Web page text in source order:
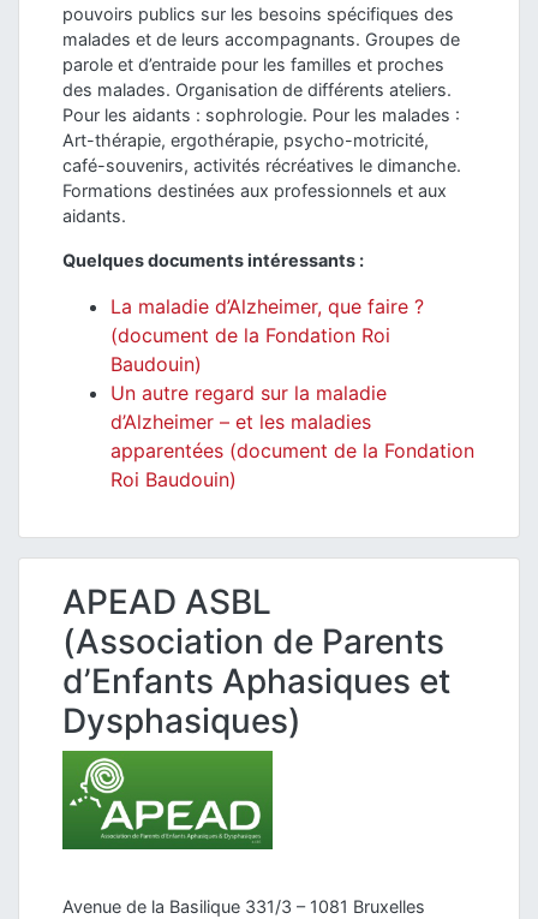
pouvoirs publics sur les besoins spécifiques des
malades et de leurs accompagnants. Groupes de
parole et d’entraide pour les familles et proches
des malades. Organisation de différents ateliers.
Pour les aidants : sophrologie. Pour les malades :
Art-thérapie, ergothérapie, psycho-motricité,
café-souvenirs, activités récréatives le dimanche.
Formations destinées aux professionnels et aux
aidants.
Quelques documents intéressants :
La maladie d’Alzheimer, que faire ?
(document de la Fondation Roi
Baudouin)
Un autre regard sur la maladie
d’Alzheimer – et les maladies
apparentées (document de la Fondation
Roi Baudouin)
APEAD ASBL
(Association de Parents
d’Enfants Aphasiques et
Dysphasiques)
Avenue de la Basilique 331/3 – 1081 Bruxelles